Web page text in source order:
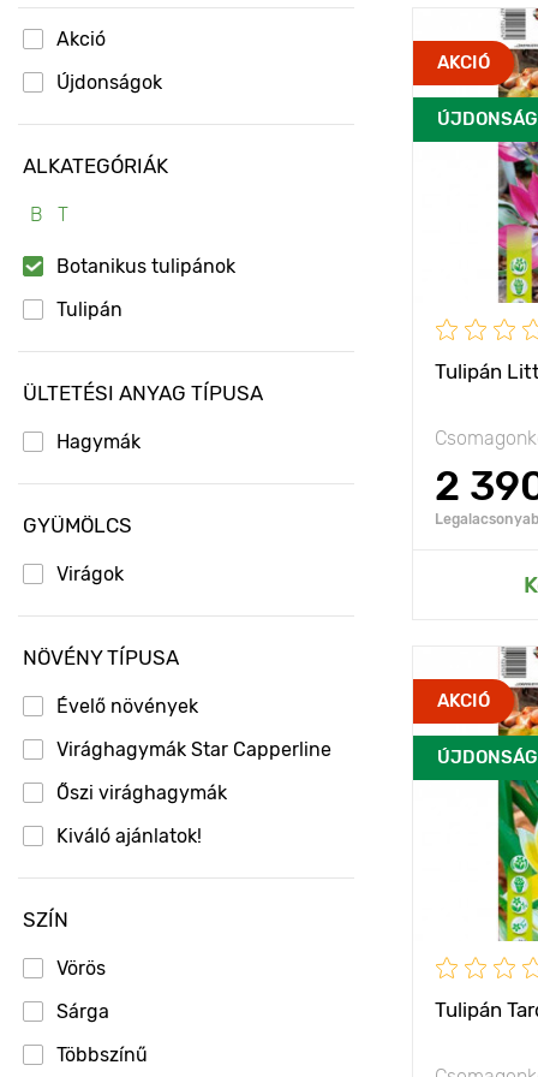
Akció
Újdonságok
ALKATEGÓRIÁK
B T
Botanikus tulipánok
Tulipán
ÜLTETÉSI ANYAG TÍPUSA
Hagymák
GYÜMÖLCS
Virágok
NÖVÉNY TÍPUSA
Évelő növények
Virághagymák Star Capperline
Őszi virághagymák
Kiváló ajánlatok!
SZÍN
Vörös
Sárga
Többszínű
AKCIÓ
Tulipán
2
Jellemzők
Kifejlett kori
magasság
Ültetési
Ültetési
Fényigény
AKCIÓ
Tulipán
Jellemzők
Kifejlett kori
magasság
Ültetési
Ültetési
Fényigény
Fagyállóság